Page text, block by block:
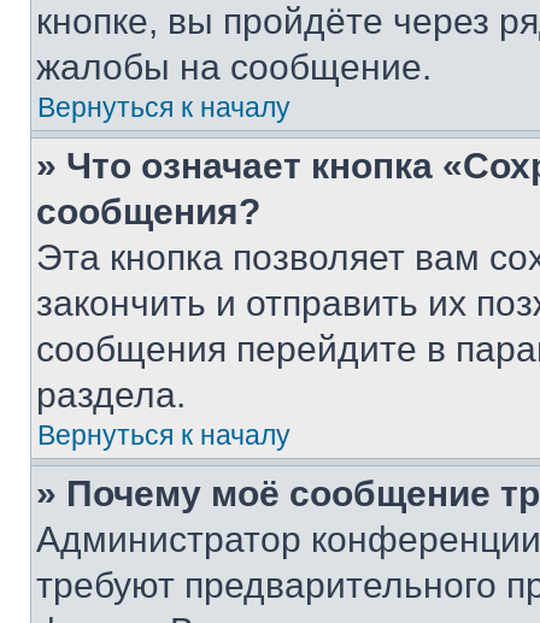
кнопке, вы пройдёте через
жалобы на сообщение.
Вернуться к началу
» Что означает кнопка
сообщения?
Эта кнопка позволяет вам
закончить и отправить их
сообщения перейдите в
раздела.
Вернуться к началу
» Почему моё сообщение
Администратор
требуют предварительного